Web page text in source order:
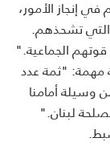
إنجاز الأمور،
التي تشحذهم.
قوتهم الجماعية."
مهمة: "ثمة عدد
وسيلة أمامنا
لبنان."